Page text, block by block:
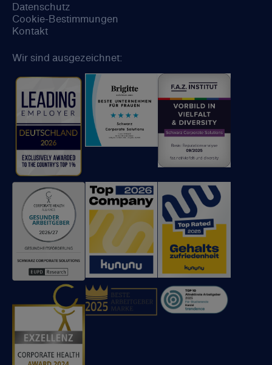
Datenschutz
Cookie-Bestimmungen
Kontakt
Wir sind ausgezeichnet: